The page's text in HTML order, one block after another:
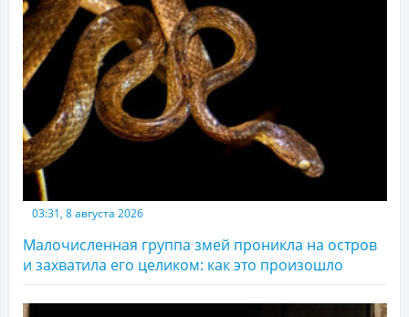
03:31, 8 августа 2026
Малочисленная группа змей проникла на остров
и захватила его целиком: как это произошло